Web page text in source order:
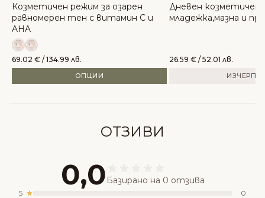
Козметичен режим за озарен
равномерен тен с витамин C и
AHA
69.02 € / 134.99 лв.
ОПЦИИ
Дневен козметичен
младежка,мазна и
26.59€ / 52.01 лв.
ОТЗИВИ
0,0 Базирано на 0 отзива
5
0